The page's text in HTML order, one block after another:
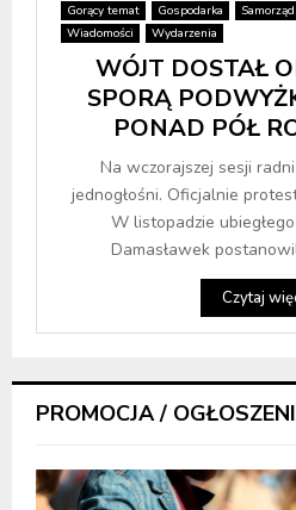
Gorący temat Gospodarka
Wiadomości
Wydarzenia
WÓJT DOSTAŁ
SPORĄ
PONAD PÓŁ
Na wczorajszej sesji
jednogłośni. Oficjalnie
W listopadzie
Damasławek
Czytaj
PROMOCJA /